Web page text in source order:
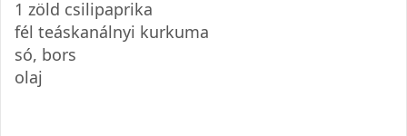
1 zöld csilipaprika
fél teáskanálnyi kurkuma
só, bors
olaj